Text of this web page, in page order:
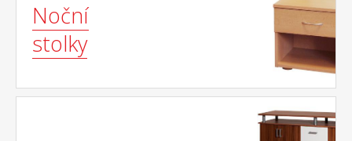
Noční
stolky